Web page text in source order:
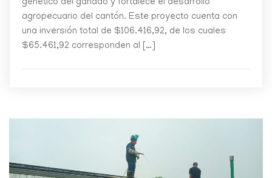
genético del ganado y fortalece el desarrollo
agropecuario del cantón. Este proyecto cuenta con
una inversión total de $106.416,92, de los cuales
$65.461,92 corresponden al […]